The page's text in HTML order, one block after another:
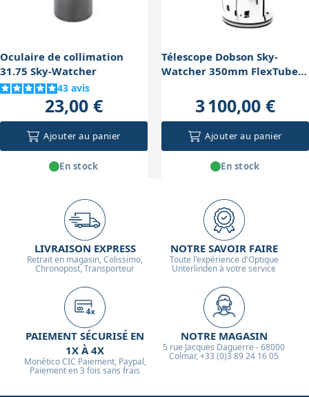
l'astrophotographie.
Oculaire de collimation
31.75 Sky-Watcher
43 avis
23,00 €
Ajouter au panier
En stock
Télescope Dobson Sky-
Watcher 350mm FlexTube
3 100,00 €
Ajouter au panier
En stock
LIVRAISON EXPRESS
Retrait en magasin, Colissimo,
Chronopost, Transporteur
NOTRE SAVOIR FAIRE
Toute l'expérience d'Optique
Unterlinden à votre service
PAIEMENT SÉCURISÉ EN
1X À 4X
Monético CIC Paiement, Paypal,
Paiement en 3 fois sans frais
NOTRE MAGASIN
5 rue Jacques Daguerre - 68000
Colmar, +33 (0)3 89 24 16 05